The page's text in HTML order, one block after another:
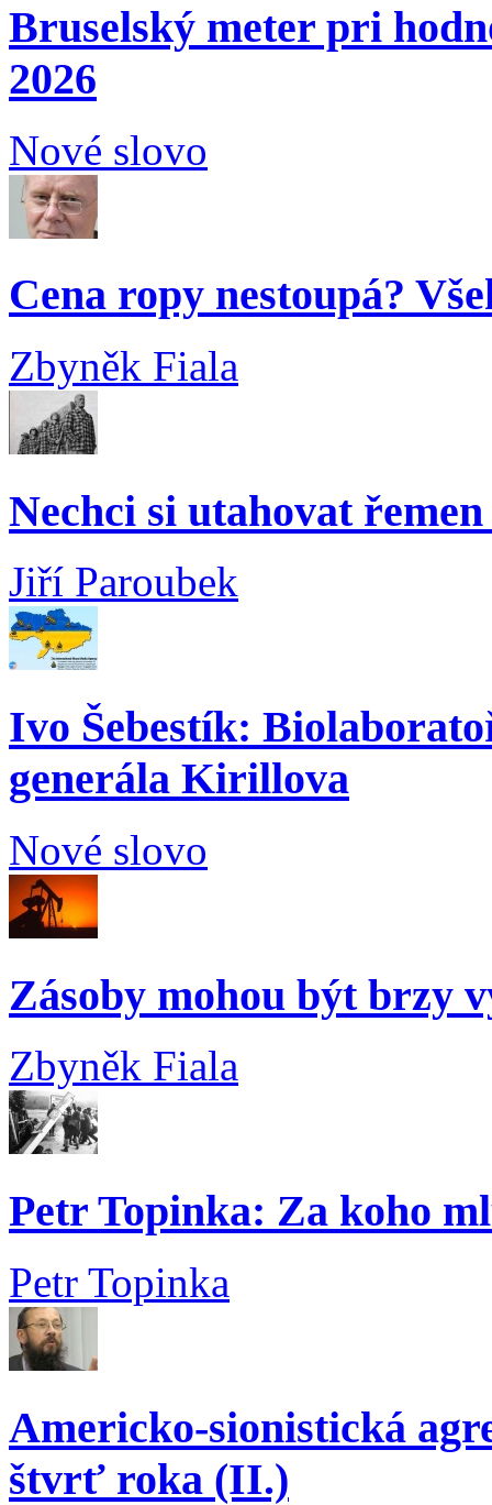
Bruselský meter pri
2026
Nové slovo
Cena ropy nestoupá?
Zbyněk Fiala
Nechci si utahovat
Jiří Paroubek
Ivo Šebestík:
generála Kirillova
Nové slovo
Zásoby mohou být brzy
Zbyněk Fiala
Petr Topinka: Za koho
Petr Topinka
Americko-sionistická
štvrť roka (II.)